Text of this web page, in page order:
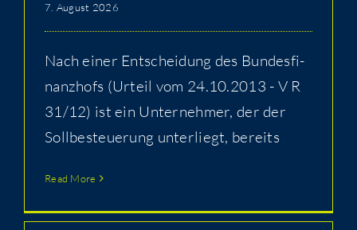
7. August 2026
Nach einer Ent­schei­dung des Bun­des­fi­
nanz­hofs (Urteil vom 24.10.2013 - V R
31/12) ist ein Unter­neh­mer, der der
Soll­be­steue­rung unter­liegt, bereits
Read More